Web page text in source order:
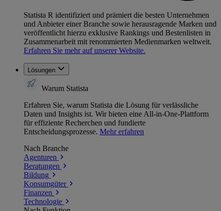
Statista R identifiziert und prämiert die besten Unternehmen
und Anbieter einer Branche sowie herausragende Marken und
veröffentlicht hierzu exklusive Rankings und Bestenlisten in
Zusammenarbeit mit renommierten Medienmarken weltweit.
Erfahren Sie mehr auf unserer Website.
Lösungen
Warum Statista
Erfahren Sie, warum Statista die Lösung für verlässliche
Daten und Insights ist. Wir bieten eine All-in-One-Plattform
für effiziente Recherchen und fundierte
Entscheidungsprozesse. Mehr erfahren
Nach Branche
Agenturen
Beratungen
Bildung
Konsumgüter
Finanzen
Technologie